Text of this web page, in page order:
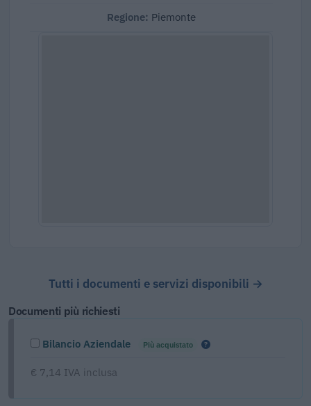
Regione: Piemonte
Tutti i documenti e servizi disponibili →
Documenti più richiesti
Bilancio Aziendale Più acquistato
€ 7,14 IVA inclusa